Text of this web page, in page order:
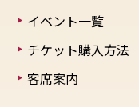
イベント一覧
チケット購入方法
客席案内